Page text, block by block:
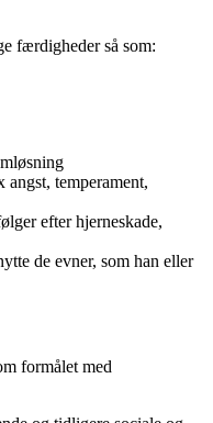
færdigheder så som:
temperament,
efter hjerneskade,
de evner, som han eller
formålet med